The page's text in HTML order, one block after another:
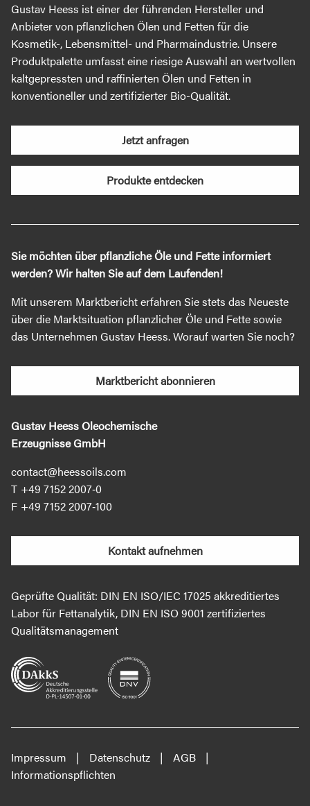
Gustav Heess ist einer der führenden Hersteller und
Anbieter von pflanzlichen Ölen und Fetten für die
Kosmetik-, Lebensmittel- und Pharmaindustrie. Unsere
Produktpalette umfasst eine riesige Auswahl an wertvollen
kaltgepressten und raffinierten Ölen und Fetten in
konventioneller und zertifizierter Bio-Qualität.
Jetzt anfragen
Produkte entdecken
Sie möchten über pflanzliche Öle und Fette informiert
werden? Wir halten Sie auf dem Laufenden!
Mit unserem Marktbericht erfahren Sie stets das Neueste
über die Marktsituation pflanzlicher Öle und Fette sowie
das Unternehmen Gustav Heess. Worauf warten Sie noch?
Marktbericht abonnieren
Gustav Heess Oleochemische
Erzeugnisse GmbH
contact@heessoils.com
+49 7152 2007‐0
+49 7152 2007‐100
Kontakt aufnehmen
Geprüfte Qualität: DIN EN ISO/IEC 17025 akkreditiertes
Labor für Fettanalytik, DIN EN ISO 9001 zertifiziertes
Qualitätsmanagement
Impressum Datenschutz
AGB
Informationspflichten